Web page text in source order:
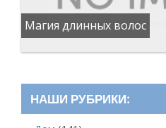
Магия длинных волос
НАШИ РУБРИКИ: